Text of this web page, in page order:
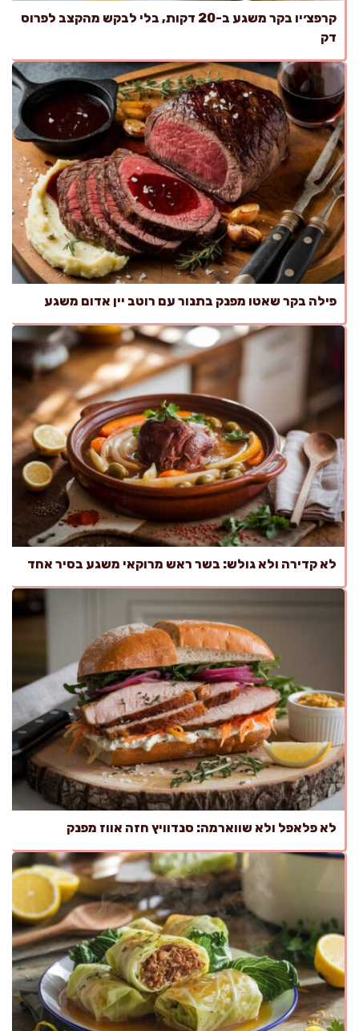
קרפצ׳יו בקר משגע ב-20 דקות, בלי לבקש מהקצב לפרוס
דק
פילה בקר שאטו מפנק בתנור עם רוטב יין אדום משגע
לא קדירה ולא גולש: בשר ראש מרוקאי משגע בסיר אחד
לא פלאפל ולא שווארמה: סנדוויץ חזה אווז מפנק